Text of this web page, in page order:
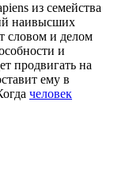
из семейства
наивысших
словом и делом
и
продвигать на
ему в
человек